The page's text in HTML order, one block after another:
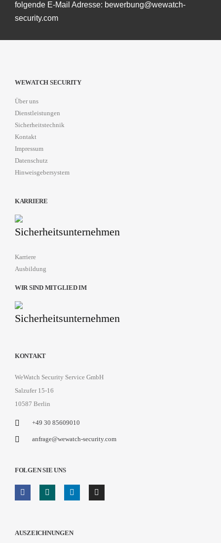
folgende E-Mail Adresse: bewerbung@wewatch-
security.com
WEWATCH SECURITY
Über uns
Dienstleistungen
Sicherheitstechnik
Kontakt
Impressum
Datenschutz
Hinweisgebersystem
KARRIERE
Karriere
Ausbildung
WIR SIND MITGLIED IM
KONTAKT
WeWatch Security Service GmbH
Salzufer 15-16
10587 Berlin
+49 30 85609010
anfrage@wewatch-security.com
FOLGEN SIE UNS
AUSZEICHNUNGEN